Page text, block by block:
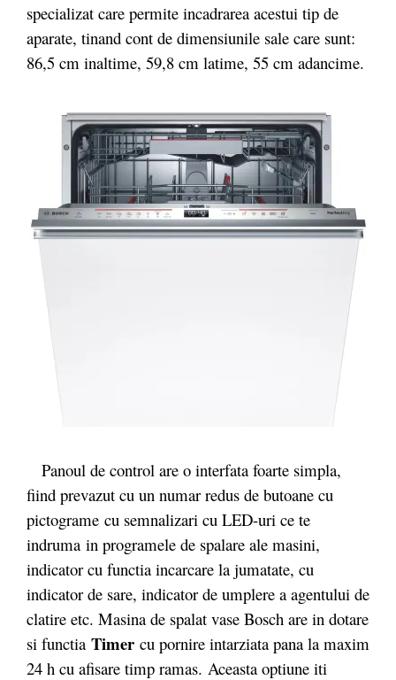
specializat care permite incadrarea acestui tip de
aparate, tinand cont de dimensiunile sale care sunt:
86,5 cm inaltime, 59,8 cm latime, 55 cm adancime.
Panoul de control are o interfata foarte simpla,
fiind prevazut cu un numar redus de butoane cu
pictograme cu semnalizari cu LED-uri ce te
indruma in programele de spalare ale masini,
indicator cu functia incarcare la jumatate, cu
indicator de sare, indicator de umplere a agentului de
clatire etc. Masina de spalat vase Bosch are in dotare
si functia Timer cu pornire intarziata pana la maxim
24 h cu afisare timp ramas. Aceasta optiune iti